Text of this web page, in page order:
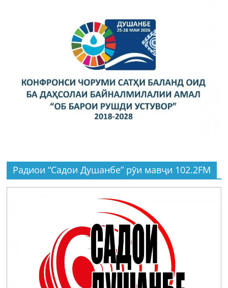
Радиои “Садои Душанбе” рӯи мавҷи 102.2FM